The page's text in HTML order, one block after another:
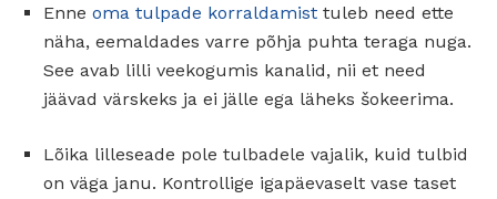
Enne oma tulpade korraldamist tuleb need ette
näha, eemaldades varre põhja puhta teraga nuga.
See avab lilli veekogumis kanalid, nii et need
jäävad värskeks ja ei jälle ega läheks šokeerima.
Lõika lilleseade pole tulbadele vajalik, kuid tulbid
on väga janu. Kontrollige igapäevaselt vase taset